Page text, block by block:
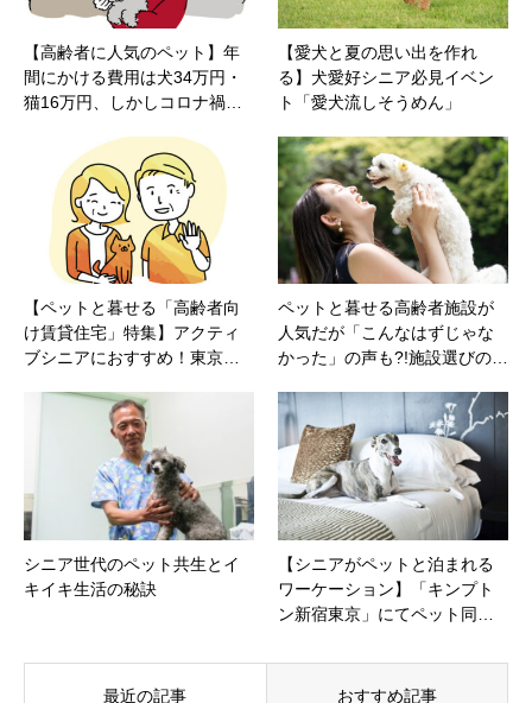
【高齢者に人気のペット】年
間にかける費用は犬34万円・
猫16万円、しかしコロナ禍…
【愛犬と夏の思い出を作れ
る】犬愛好シニア必見イベン
ト「愛犬流しそうめん」
【ペットと暮せる「高齢者向
け賃貸住宅」特集】アクティ
ブシニアにおすすめ！東京…
ペットと暮せる高齢者施設が
人気だが「こんなはずじゃな
かった」の声も?!施設選びの…
シニア世代のペット共生とイ
キイキ生活の秘訣
【シニアがペットと泊まれる
ワーケーション】「キンプト
ン新宿東京」にてペット同…
最近の記事 おすすめ記事